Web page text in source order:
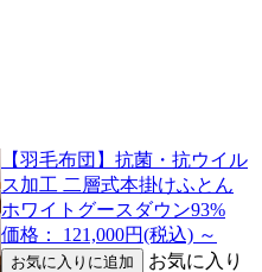
【羽毛布団】抗菌・抗ウイル
ス加工 二層式本掛けふとん
ホワイトグースダウン93%
価格： 121,000円(税込) ～
お気に入り